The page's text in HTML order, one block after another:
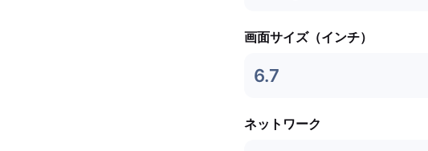
画面サイズ（インチ）
6.7
ネットワーク